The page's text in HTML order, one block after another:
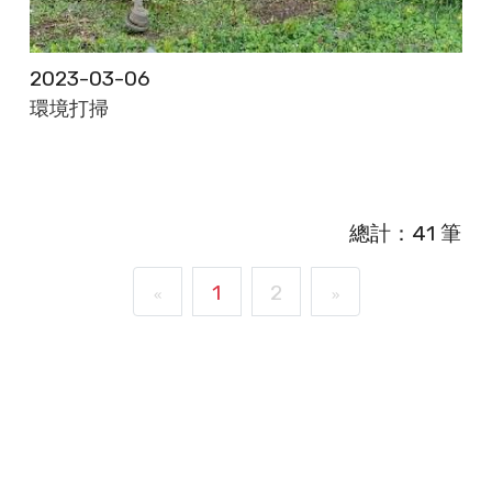
2023-03-06
環境打掃
總計：41 筆
« 1 2 »